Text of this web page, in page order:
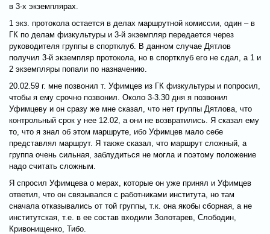
в 3-х экземплярах.
1 экз. протокола остается в делах маршрутной комиссии, один – в
ГК по делам физкультуры и 3-й экземпляр передается через
руководителя группы в спортклуб. В данном случае Дятлов
получил 3-й экземпляр протокола, но в спортклуб его не сдал, а 1 и
2 экземпляры попали по назначению.
20.02.59 г. мне позвонил т. Уфимцев из ГК физкультуры и попросил,
чтобы я ему срочно позвонил. Около 3-3.30 дня я позвонил
Уфимцеву и он сразу же мне сказал, что нет группы Дятлова, что
контрольный срок у нее 12.02, а они не возвратились. Я сказал ему
то, что я знал об этом маршруте, ибо Уфимцев мало себе
представлял маршрут. Я также сказал, что маршрут сложный, а
группа очень сильная, заблудиться не могла и поэтому положение
надо считать сложным.
Я спросил Уфимцева о мерах, которые он уже принял и Уфимцев
ответил, что он связывался с работниками института, но там
сначала отказывались от той группы, т.к. она якобы сборная, а не
институтская, т.е. в ее состав входили Золотарев, Слободин,
Кривонищенко, Тибо.